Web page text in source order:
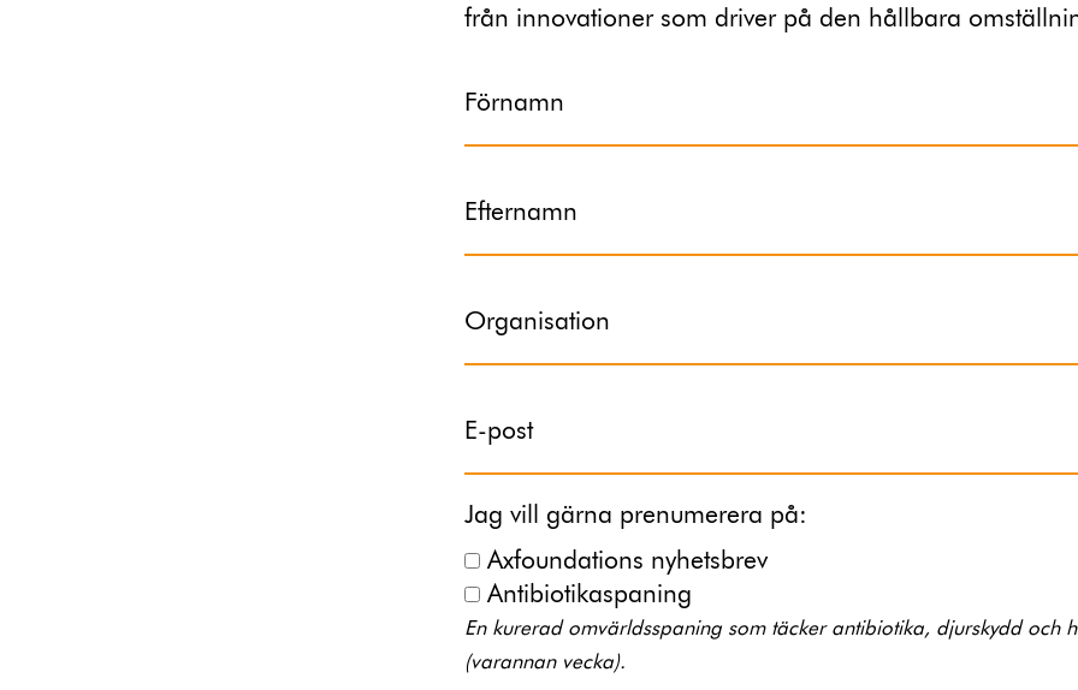
från innovationer som driver på den hållbara
Förnamn
Efternamn
Organisation
E-post
Jag vill gärna prenumerera på:
Axfoundations nyhetsbrev
Antibiotikaspaning
En kurerad omvärldsspaning som täcker antibiotika, djurskydd och
(varannan vecka).